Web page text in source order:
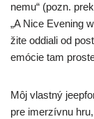
ne­mu“ (pozn.
„A Nice Evening
ži­te oddia­li od
emó­cie tam
Môj vlast­ný
pre imer­zív­nu